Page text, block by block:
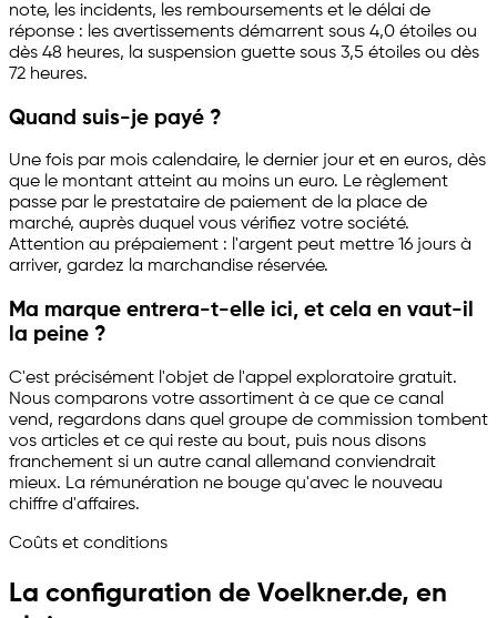
note, les incidents, les remboursements et le délai de
réponse : les avertissements démarrent sous 4,0 étoiles ou
dès 48 heures, la suspension guette sous 3,5 étoiles ou dès
72 heures.
Quand suis-je payé ?
Une fois par mois calendaire, le dernier jour et en euros, dès
que le montant atteint au moins un euro. Le règlement
passe par le prestataire de paiement de la place de
marché, auprès duquel vous vérifiez votre société.
Attention au prépaiement : l'argent peut mettre 16 jours à
arriver, gardez la marchandise réservée.
Ma marque entrera-t-elle ici, et cela en vaut-il
la peine ?
C'est précisément l'objet de l'appel exploratoire gratuit.
Nous comparons votre assortiment à ce que ce canal
vend, regardons dans quel groupe de commission tombent
vos articles et ce qui reste au bout, puis nous disons
franchement si un autre canal allemand conviendrait
mieux. La rémunération ne bouge qu'avec le nouveau
chiffre d'affaires.
Coûts et conditions
La configuration de Voelkner.de, en